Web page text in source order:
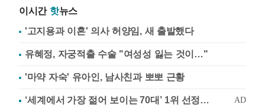
이시간 핫뉴스
'고지용과 이혼' 의사 허양임, 새 출발했다
유혜정, 자궁적출 수술 "여성성 잃는 것이…"
'마약 자숙' 유아인, 남사친과 뽀뽀 근황